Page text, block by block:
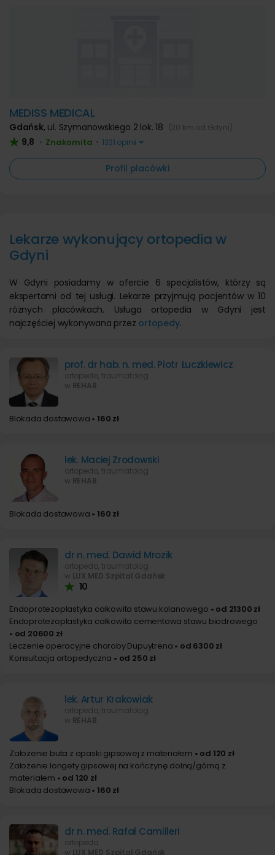
MEDISS MEDICAL
Gdańsk, ul. Szymanowskiego 2 lok. 18 (20 km od Gdyni)
9,8 • Znakomita • 1331 opinii
Profil placówki
Lekarze wykonujący ortopedia w
Gdyni
W Gdyni posiadamy w ofercie 6 specjalistów, którzy są
ekspertami od tej usługi. Lekarze przyjmują pacjentów w 10
różnych placówkach. Usługa ortopedia w Gdyni jest
najczęściej wykonywana przez ortopedy.
prof. dr hab. n. med. Piotr Łuczkiewicz
ortopeda, traumatolog
w REHAB
Blokada dostawowa • 160 zł
lek. Maciej Zrodowski
ortopeda, traumatolog
w REHAB
Blokada dostawowa • 160 zł
dr n. med. Dawid Mrozik
ortopeda, traumatolog
w LUX MED Szpital Gdańsk
10
Endoprotezoplastyka całkowita stawu kolanowego • od 21300 zł
Endoprotezoplastyka całkowita cementowa stawu biodrowego
• od 20600 zł
Leczenie operacyjne choroby Dupuytrena • od 6300 zł
Konsultacja ortopedyczna • od 250 zł
lek. Artur Krakowiak
ortopeda, traumatolog
w REHAB
Założenie buta z opaski gipsowej z materiałem • od 120 zł
Założenie longety gipsowej na kończynę dolną/górną z
materiałem • od 120 zł
Blokada dostawowa • 160 zł
dr n. med. Rafał Camilleri
ortopeda
w LUX MED Szpital Gdańsk